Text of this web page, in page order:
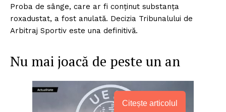
Proba de sânge, care ar fi conținut substanța
roxadustat, a fost anulată. Decizia Tribunalului de
Arbitraj Sportiv este una definitivă.
Nu mai joacă de peste un an
Citește articolul